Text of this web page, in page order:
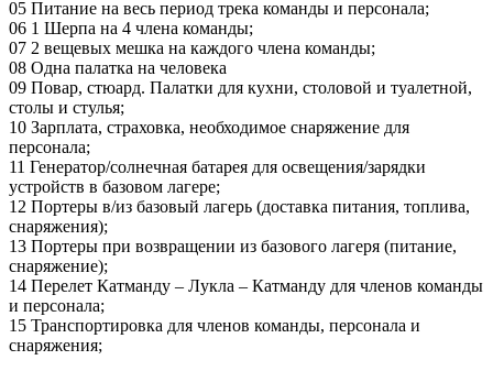
05 Питание на весь период трека команды и персонала;
06 1 Шерпа на 4 члена команды;
07 2 вещевых мешка на каждого члена команды;
08 Одна палатка на человека
09 Повар, стюард. Палатки для кухни, столовой и туалетной,
столы и стулья;
10 Зарплата, страховка, необходимое снаряжение для
персонала;
11 Генератор/солнечная батарея для освещения/зарядки
устройств в базовом лагере;
12 Портеры в/из базовый лагерь (доставка питания, топлива,
снаряжения);
13 Портеры при возвращении из базового лагеря (питание,
снаряжение);
14 Перелет Катманду – Лукла – Катманду для членов команды
и персонала;
15 Транспортировка для членов команды, персонала и
снаряжения;